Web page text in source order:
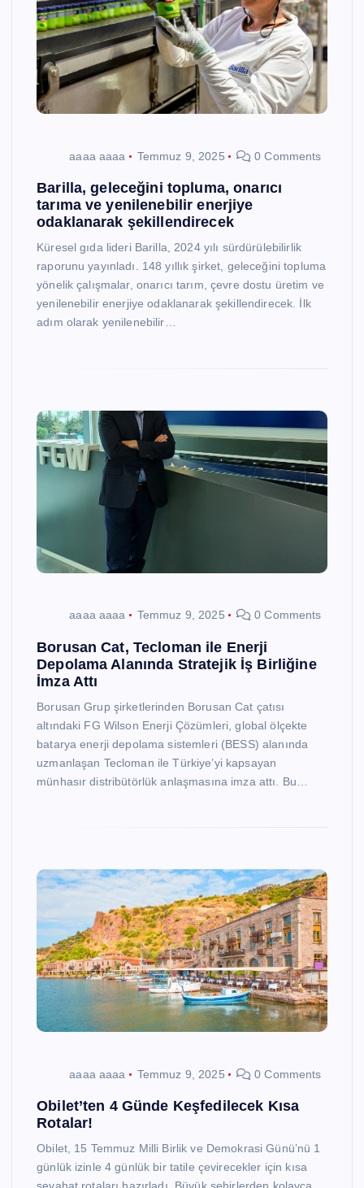
aaaa aaaa Temmuz 9, 2025 0 Comments
Barilla, geleceğini topluma, onarıcı
tarıma ve yenilenebilir enerjiye
odaklanarak şekillendirecek
Küresel gıda lideri Barilla, 2024 yılı sürdürülebilirlik
raporunu yayınladı. 148 yıllık şirket, geleceğini topluma
yönelik çalışmalar, onarıcı tarım, çevre dostu üretim ve
yenilenebilir enerjiye odaklanarak şekillendirecek. İlk
adım olarak yenilenebilir…
aaaa aaaa Temmuz 9, 2025 0 Comments
Borusan Cat, Tecloman ile Enerji
Depolama Alanında Stratejik İş Birliğine
İmza Attı
Borusan Grup şirketlerinden Borusan Cat çatısı
altındaki FG Wilson Enerji Çözümleri, global ölçekte
batarya enerji depolama sistemleri (BESS) alanında
uzmanlaşan Tecloman ile Türkiye’yi kapsayan
münhasır distribütörlük anlaşmasına imza attı. Bu…
aaaa aaaa Temmuz 9, 2025 0 Comments
Obilet’ten 4 Günde Keşfedilecek Kısa
Rotalar!
Obilet, 15 Temmuz Milli Birlik ve Demokrasi Günü’nü 1
günlük izinle 4 günlük bir tatile çevirecekler için kısa